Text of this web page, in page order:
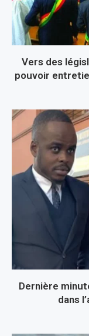
Vers des
pouvoir
Dernière
dans